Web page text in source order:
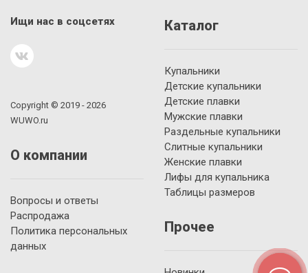
Ищи нас в соцсетях
Copyright © 2019 - 2026
WUWO.ru
О компании
Вопросы и ответы
Распродажа
Политика персональных
данных
Каталог
Купальники
Детские купальники
Детские плавки
Мужские плавки
Раздельные купальники
Слитные купальники
Женские плавки
Лифы для купальника
Таблицы размеров
Прочее